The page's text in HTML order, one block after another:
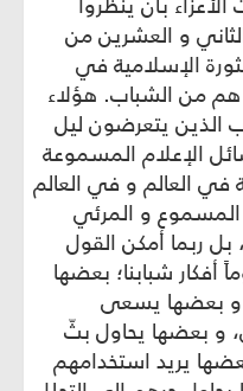
و العشرين من
الثورة الإسلامية في
هم من الشباب. هؤلاء
الذين يتعرضون ليل
الإعلام المسموعة
في العالم و في العالم
المسموع و المرئي
بل ربما أمكن القول
شبابنا؛ بعضها
و بعضها يسعى
و بعضها يحاول بثّ
يريد استخدامهم